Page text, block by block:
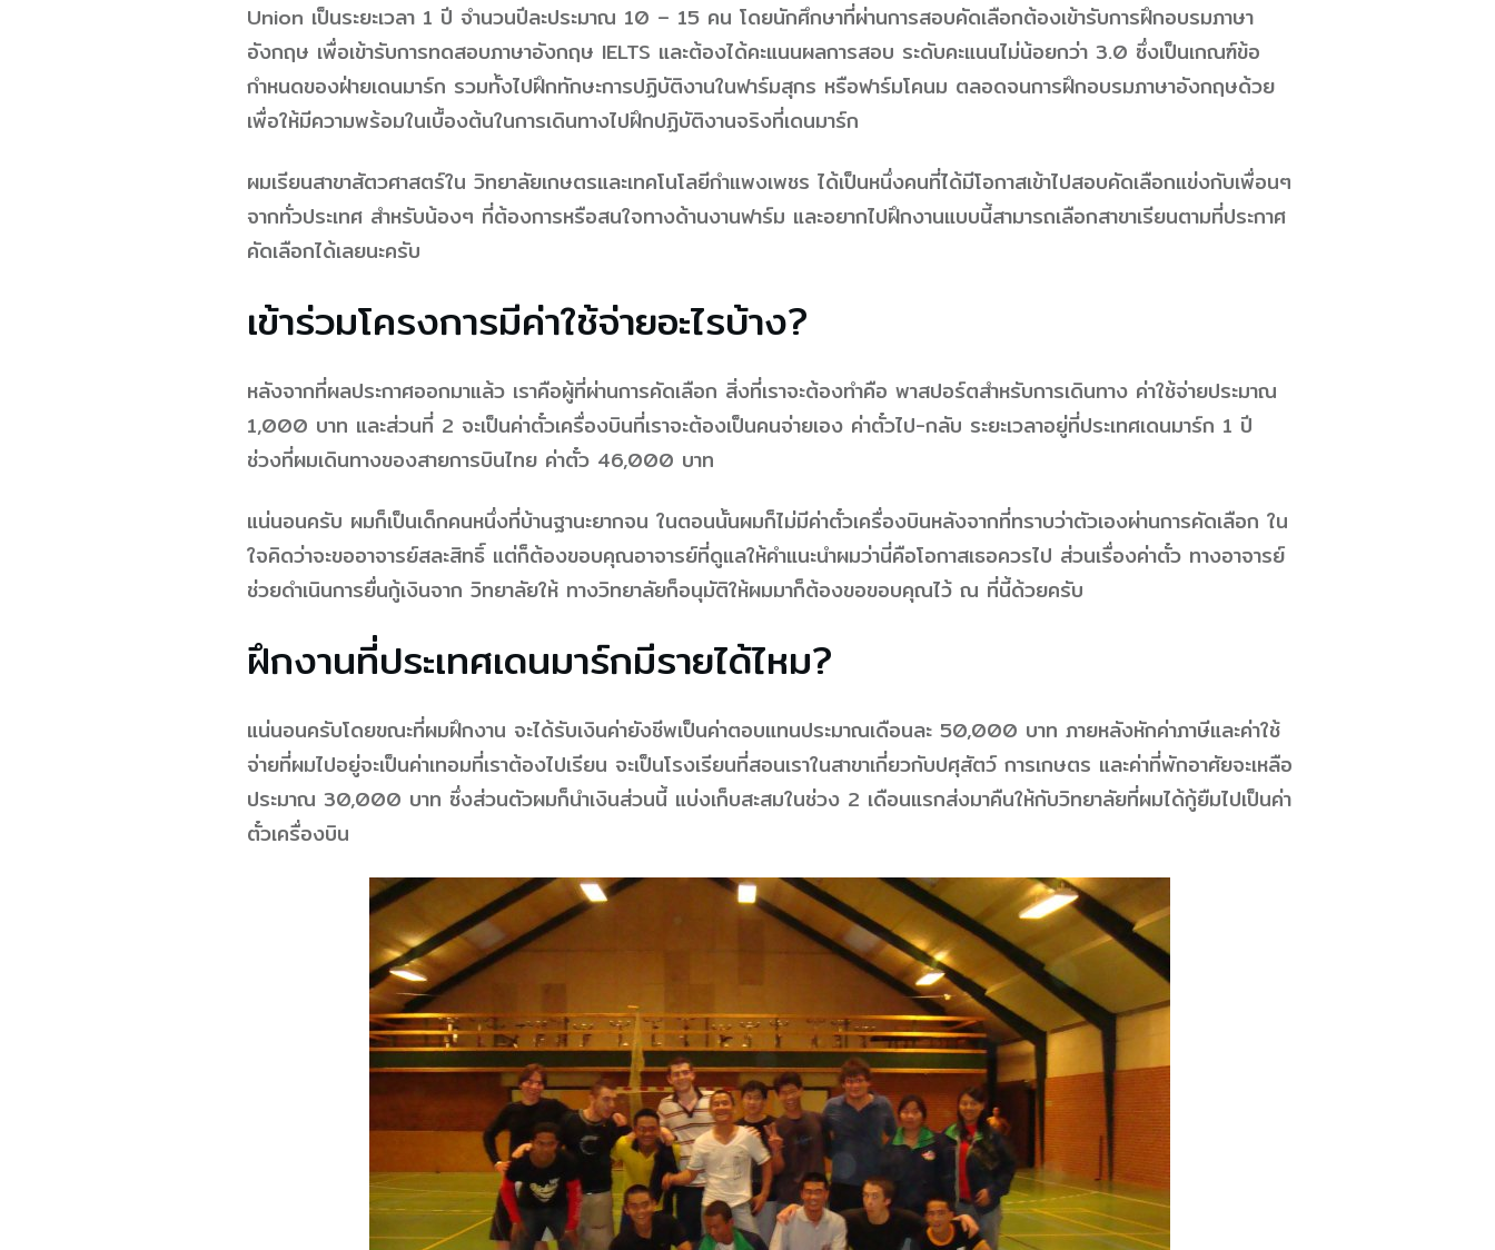
Union เป็นระยะเวลา 1 ปี จำนวนปีละประมาณ 10 – 15 คน โดยนักศึกษาที่ผ่านการสอบคัดเลือกต้องเข้ารับการฝึกอบรมภาษา
อังกฤษ เพื่อเข้ารับการทดสอบภาษาอังกฤษ IELTS และต้องได้คะแนนผลการสอบ ระดับคะแนนไม่น้อยกว่า 3.0 ซึ่งเป็นเกณฑ์ข้อ
กำหนดของฝ่ายเดนมาร์ก รวมทั้งไปฝึกทักษะการปฏิบัติงานในฟาร์มสุกร หรือฟาร์มโคนม ตลอดจนการฝึกอบรมภาษาอังกฤษด้วย
เพื่อให้มีความพร้อมในเบื้องต้นในการเดินทางไปฝึกปฏิบัติงานจริงที่เดนมาร์ก
ผมเรียนสาขาสัตวศาสตร์ใน วิทยาลัยเกษตรและเทคโนโลยีกำแพงเพชร ได้เป็นหนึ่งคนที่ได้มีโอกาสเข้าไปสอบคัดเลือกแข่งกับเพื่อนๆ
จากทั่วประเทศ สำหรับน้องๆ ที่ต้องการหรือสนใจทางด้านงานฟาร์ม และอยากไปฝึกงานแบบนี้สามารถเลือกสาขาเรียนตามที่ประกาศ
คัดเลือกได้เลยนะครับ
เข้าร่วมโครงการมีค่าใช้จ่ายอะไรบ้าง?
หลังจากที่ผลประกาศออกมาแล้ว เราคือผู้ที่ผ่านการคัดเลือก สิ่งที่เราจะต้องทำคือ พาสปอร์ตสำหรับการเดินทาง ค่าใช้จ่ายประมาณ
1,000 บาท และส่วนที่ 2 จะเป็นค่าตั๋วเครื่องบินที่เราจะต้องเป็นคนจ่ายเอง ค่าตั๋วไป-กลับ ระยะเวลาอยู่ที่ประเทศเดนมาร์ก 1 ปี
ช่วงที่ผมเดินทางของสายการบินไทย ค่าตั๋ว 46,000 บาท
แน่นอนครับ ผมก็เป็นเด็กคนหนึ่งที่บ้านฐานะยากจน ในตอนนั้นผมก็ไม่มีค่าตั๋วเครื่องบินหลังจากที่ทราบว่าตัวเองผ่านการคัดเลือก ใน
ใจคิดว่าจะขออาจารย์สละสิทธิ์ แต่ก็ต้องขอบคุณอาจารย์ที่ดูแลให้คำแนะนำผมว่านี่คือโอกาสเธอควรไป ส่วนเรื่องค่าตั๋ว ทางอาจารย์
ช่วยดำเนินการยื่นกู้เงินจาก วิทยาลัยให้ ทางวิทยาลัยก็อนุมัติให้ผมมาก็ต้องขอขอบคุณไว้ ณ ที่นี้ด้วยครับ
ฝึกงานที่ประเทศเดนมาร์กมีรายได้ไหม?
แน่นอนครับโดยขณะที่ผมฝึกงาน จะได้รับเงินค่ายังชีพเป็นค่าตอบแทนประมาณเดือนละ 50,000 บาท ภายหลังหักค่าภาษีและค่าใช้
จ่ายที่ผมไปอยู่จะเป็นค่าเทอมที่เราต้องไปเรียน จะเป็นโรงเรียนที่สอนเราในสาขาเกี่ยวกับปศุสัตว์ การเกษตร และค่าที่พักอาศัยจะเหลือ
ประมาณ 30,000 บาท ซึ่งส่วนตัวผมก็นำเงินส่วนนี้ แบ่งเก็บสะสมในช่วง 2 เดือนแรกส่งมาคืนให้กับวิทยาลัยที่ผมได้กู้ยืมไปเป็นค่า
ตั๋วเครื่องบิน